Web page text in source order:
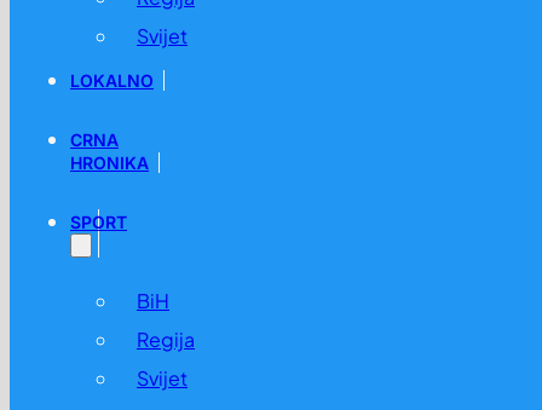
Svijet
LOKALNO
CRNA
HRONIKA
SPORT
BiH
Regija
Svijet